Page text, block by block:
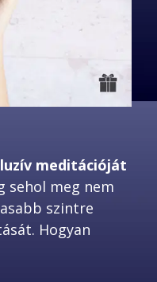
meditációját
sehol meg nem
szintre
Hogyan